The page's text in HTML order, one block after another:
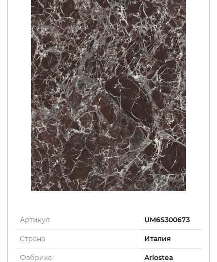
Артикул UM6S300673
Страна Италия
Фабрика Ariostea